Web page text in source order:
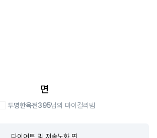
면
투명한육전395님의 마이컬리템